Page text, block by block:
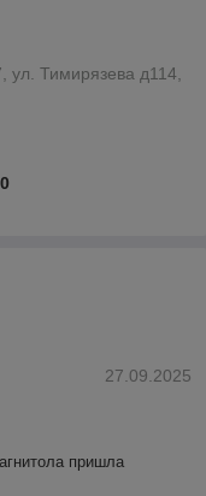
ул. Тимирязева д114,
27.09.2025
пришла